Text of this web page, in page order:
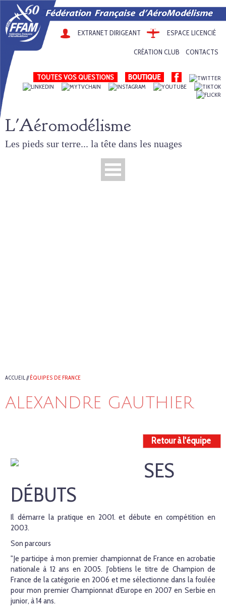
EXTRANET DIRIGEANT ESPACE LICENCIÉ
CRÉATION CLUB CONTACTS
TOUTES VOS QUESTIONS
L'Aéromodélisme
Les pieds sur terre... la tête dans les nuages
ACCUEIL//ÉQUIPES DE FRANCE
ALEXANDRE GAUTHIER
Retour à l'équipe
SES
DÉBUTS
Il démarre la pratique en 2001. et débute en compétition en
2003.
Son parcours
"Je participe à mon premier championnat de France en acrobatie
nationale à 12 ans en 2005. J'obtiens le titre de Champion de
France de la catégorie en 2006 et me sélectionne dans la foulée
pour mon premier Championnat d'Europe en 2007 en Serbie en
junior, à 14 ans.